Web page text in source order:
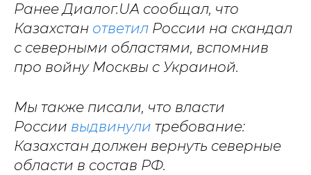
Ранее Диалог.UA сообщал, что
Казахстан ответил России на скандал
с северными областями, вспомнив
про войну Москвы с Украиной.
Мы также писали, что власти
России выдвинули требование:
Казахстан должен вернуть северные
области в состав РФ.